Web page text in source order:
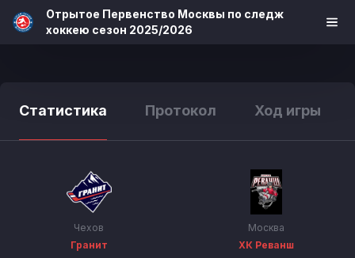
Отрытое Первенство Москвы по следж
хоккею сезон 2025/2026
Статистика Протокол Ход игры
Чехов
Гранит
Москва
ХК Реванш